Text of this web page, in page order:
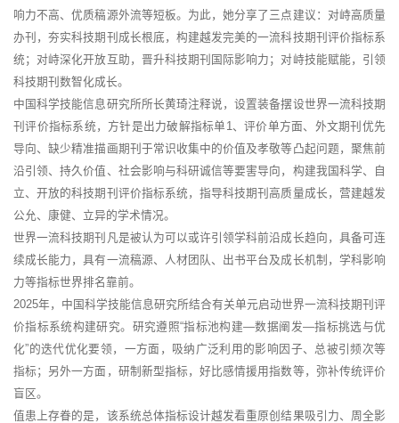
响力不高、优质稿源外流等短板。为此，她分享了三点建议：对峙高质量
办刊，夯实科技期刊成长根底，构建越发完美的一流科技期刊评价指标系
统；对峙深化开放互助，晋升科技期刊国际影响力；对峙技能赋能，引领
科技期刊数智化成长。
中国科学技能信息研究所所长黄琦注释说，设置装备摆设世界一流科技期
刊评价指标系统，方针是出力破解指标单1、评价单方面、外文期刊优先
导向、缺少精准描画期刊于常识收集中的价值及孝敬等凸起问题，聚焦前
沿引领、持久价值、社会影响与科研诚信等要害导向，构建我国科学、自
立、开放的科技期刊评价指标系统，指导科技期刊高质量成长，营建越发
公允、康健、立异的学术情况。
世界一流科技期刊凡是被认为可以或许引领学科前沿成长趋向，具备可连
续成长能力，具有一流稿源、人材团队、出书平台及成长机制，学科影响
力等指标世界排名靠前。
2025年，中国科学技能信息研究所结合有关单元启动世界一流科技期刊评
价指标系统构建研究。研究遵照“指标池构建—数据阐发—指标挑选与优
化”的迭代优化要领，一方面，吸纳广泛利用的影响因子、总被引频次等
指标；另外一方面，研制新型指标，好比感情援用指数等，弥补传统评价
盲区。
值患上存眷的是，该系统总体指标设计越发看重原创结果吸引力、周全影